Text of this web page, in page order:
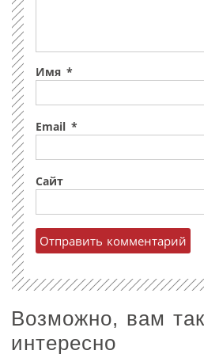
Имя *
Email *
Сайт
Возможно, вам
интересно